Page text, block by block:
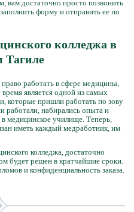
вам достаточно просто позвонить
форму и отправить ее по
колледжа в
работать в сфере медицины,
время является одной из самых
которые пришли работать по зову
работали, набирались опыта и
медицинское училище. Теперь,
иметь каждый медработник, им
колледжа, достаточно
будет решен в кратчайшие сроки.
и конфиденциальность заказа.